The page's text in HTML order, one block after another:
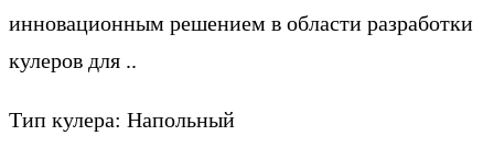
инновационным решением в области разработки
кулеров для ..
Тип кулера: Напольный